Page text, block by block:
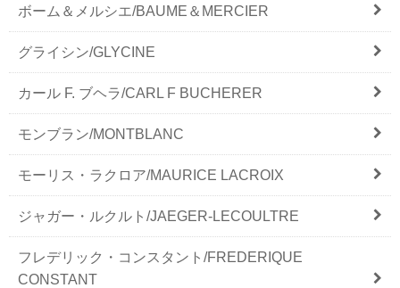
ボーム＆メルシエ/BAUME＆MERCIER
グライシン/GLYCINE
カール F. ブヘラ/CARL F BUCHERER
モンブラン/MONTBLANC
モーリス・ラクロア/MAURICE LACROIX
ジャガー・ルクルト/JAEGER-LECOULTRE
フレデリック・コンスタント/FREDERIQUE
CONSTANT